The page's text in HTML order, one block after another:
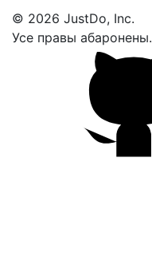
© 2026 JustDo, Inc.
Усе правы абаронены.